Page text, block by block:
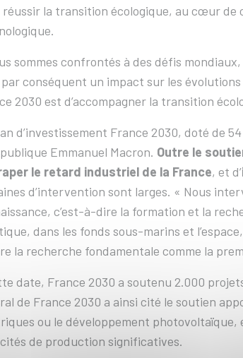
réussir la transition écologique, au cœur de
sommes confrontés à des défis mondiaux,
conséquent un impact sur les
2030 est d’accompagner la transition
d’investissement France 2030, doté de
Emmanuel Macron. Outre le
le retard industriel de la France, et d’
d’intervention sont larges. « Nous
c’est-à-dire la formation et la
dans les fonds sous-marins et
la recherche fondamentale comme la
date, France 2030 a soutenu 2.000
de France 2030 a ainsi cité le soutien
ou le développement
de production significatives.